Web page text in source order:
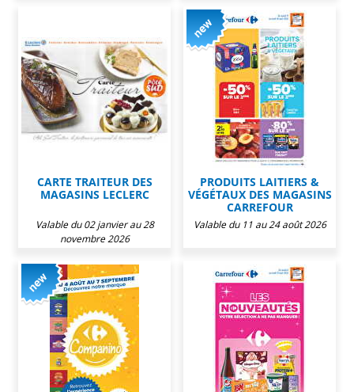
CARTE TRAITEUR DES
MAGASINS LECLERC
Valable du 02 janvier au 28
novembre 2026
PRODUITS LAITIERS &
VÉGÉTAUX DES MAGASINS
CARREFOUR
Valable du 11 au 24 août 2026